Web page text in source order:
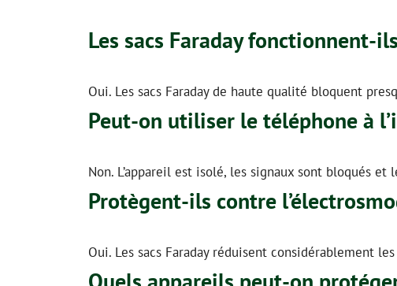
Les sacs Faraday fonctionnent-
Oui. Les sacs Faraday de haute qualité bloquent
Peut-on utiliser le téléphone à
Non. L’appareil est isolé, les signaux sont bloqués et
Protègent-ils contre
Oui. Les sacs Faraday réduisent considérablement